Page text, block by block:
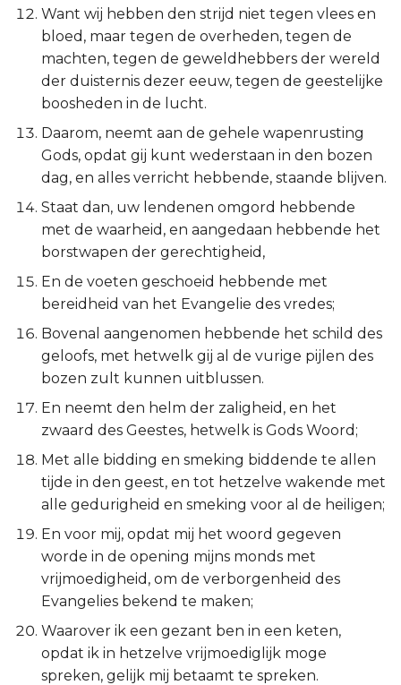
Spreuken
Prediker
Hooglied
Jesaja
Jeremía
Klaagliederen
Ezechiël
Hoséa
Joël
Obadja
Jona
Micha
Nahum
Hábakuk
Want wij hebben den strijd niet tegen vlees en
bloed, maar tegen de overheden, tegen de
machten, tegen de geweldhebbers der wereld
der duisternis dezer eeuw, tegen de geestelijke
boosheden in de lucht.
Daarom, neemt aan de gehele wapenrusting
Gods, opdat gij kunt wederstaan in den bozen
dag, en alles verricht hebbende, staande blijven.
Staat dan, uw lendenen omgord hebbende
met de waarheid, en aangedaan hebbende het
borstwapen der gerechtigheid,
En de voeten geschoeid hebbende met
bereidheid van het Evangelie des vredes;
Bovenal aangenomen hebbende het schild des
geloofs, met hetwelk gij al de vurige pijlen des
bozen zult kunnen uitblussen.
En neemt den helm der zaligheid, en het
zwaard des Geestes, hetwelk is Gods Woord;
Met alle bidding en smeking biddende te allen
tijde in den geest, en tot hetzelve wakende met
alle gedurigheid en smeking voor al de heiligen;
En voor mij, opdat mij het woord gegeven
worde in de opening mijns monds met
vrijmoedigheid, om de verborgenheid des
Evangelies bekend te maken;
Waarover ik een gezant ben in een keten,
opdat ik in hetzelve vrijmoediglijk moge
spreken, gelijk mij betaamt te spreken.